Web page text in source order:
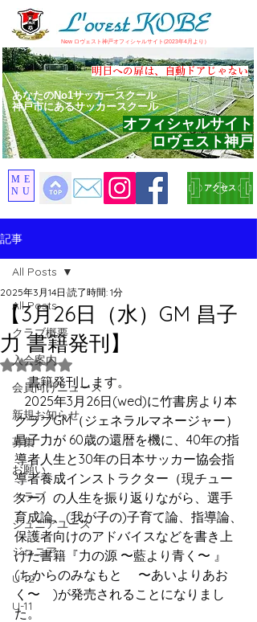
​New ロヴェスト神戸オフィシャルサイト(2023年4月より）
​明日への扉は、自動ドアじゃない
あなたのNo1サッカースクール
神戸市にあるサッカースクール
アクセス
オフィシャルサイト
ロヴェスト神戸
ME
NU
記事
All Posts
クラブ概要
入会案内
会員向けニュース
新規お知らせ
募集
お願い
クラブ
ジュニアユース
ジュニア
U-12
U-11
All Posts
【3月26日（水）GM 昌子
力 書籍発刊】
2025年3月14日 読了時間: 1分
5つ星のうちNaNと評価されています。
書籍発刊します。
2025年3月26日(wed)に竹書房より 本
クラブGM（ジェネラルマネージャー）
昌子力が 60歳の還暦を機に、40年の指
導者人生と30年の日本サッカー協会指
導者養成インストラクター（現チュー
ター）の人生を振り返りながら、選手
育成論、(我が子の)子育て論、指導論、
保護者向けのアドバイスなどを書き上
げた書籍『力の源 〜藍より青く〜 』
(ちからのみなもと　 〜あいよりあお
く〜　)が発売されることになりまし
た。